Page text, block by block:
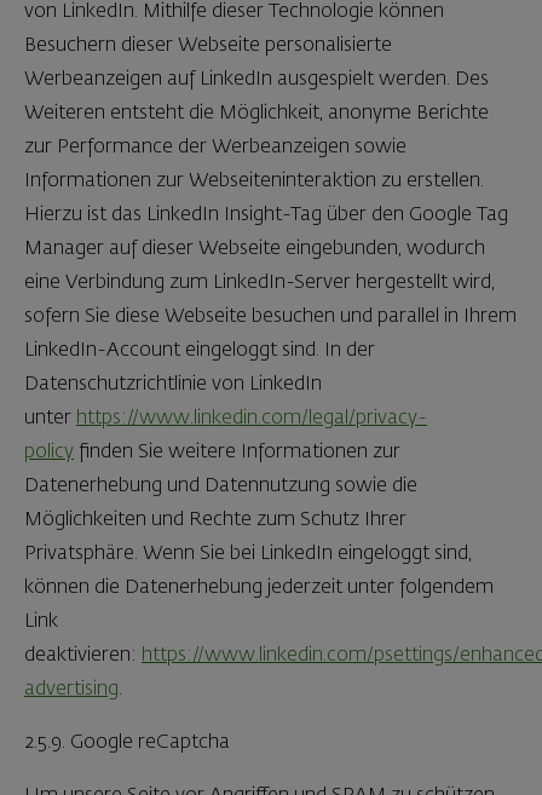
von LinkedIn. Mithilfe dieser Technologie können
Besuchern dieser Webseite personalisierte
Werbeanzeigen auf LinkedIn ausgespielt werden. Des
Weiteren entsteht die Möglichkeit, anonyme Berichte
zur Performance der Werbeanzeigen sowie
Informationen zur Webseiteninteraktion zu erstellen.
Hierzu ist das LinkedIn Insight-Tag über den Google Tag
Manager auf dieser Webseite eingebunden, wodurch
eine Verbindung zum LinkedIn-Server hergestellt wird,
sofern Sie diese Webseite besuchen und parallel in Ihrem
LinkedIn-Account eingeloggt sind. In der
Datenschutzrichtlinie von LinkedIn
unter https://www.linkedin.com/legal/privacy-
policy finden Sie weitere Informationen zur
Datenerhebung und Datennutzung sowie die
Möglichkeiten und Rechte zum Schutz Ihrer
Privatsphäre. Wenn Sie bei LinkedIn eingeloggt sind,
können die Datenerhebung jederzeit unter folgendem
Link
deaktivieren: https://www.linkedin.com/psettings/
advertising.
2.5.9. Google reCaptcha